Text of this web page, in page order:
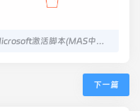
Microsoft激活脚本(MAS中文版) v3.7 汉化版
下一篇